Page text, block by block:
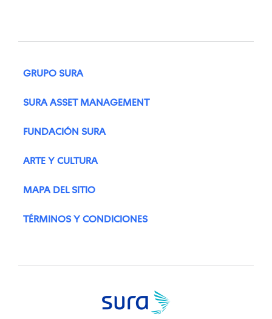
GRUPO SURA
SURA ASSET MANAGEMENT
FUNDACIÓN SURA
ARTE Y CULTURA
MAPA DEL SITIO
TÉRMINOS Y CONDICIONES